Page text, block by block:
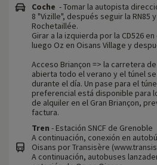
Coche - Tomar la autopista
8 "Vizille", después seguir la RN85
Rochetaillée.
Girar a la izquierda por la CD526
luego Oz en Oisans Village y
Acceso Briançon => la carretera
abierta todo el verano y el túnel
durante el día. Un pase para el
preferencial está disponible para
de alquiler en el Gran Briançon,
factura.
Tren - Estación SNCF de Grenoble
A continuación, conexión en
Oisans por Transisère
A continuación, autobuses